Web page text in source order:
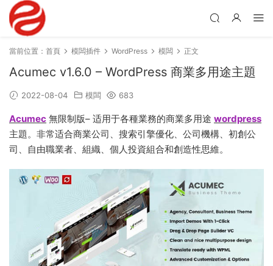
當前位置： 首頁 模闆插件 WordPress 模闆 正文
Acumec v1.6.0 – WordPress 商業多用途主題
2022-08-04 模闆 683
Acumec 無限制版– 适用于各種業務的商業多用途 wordpress
主題。非常适合商業公司、搜索引擎優化、公司機構、初創公
司、自由職業者、組織、個人投資組合和創造性思維。